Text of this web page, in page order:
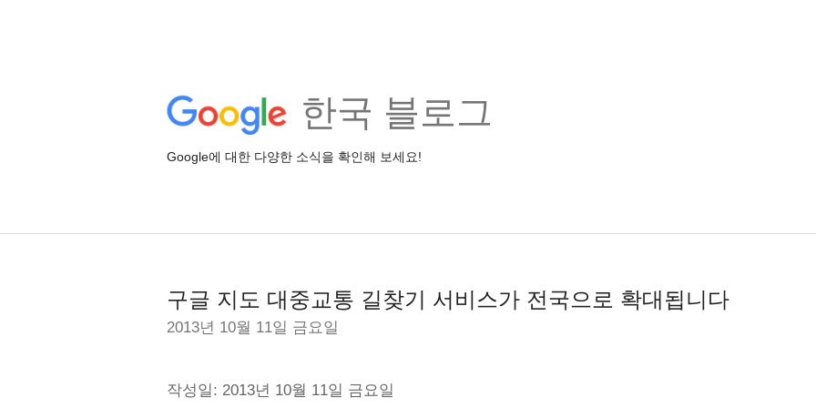
한국 블로그
Google에 대한 다양한 소식을 확인해 보세요!
구글 지도 대중교통 길찾기 서비스가 전국으로 확대됩니다
2013년 10월 11일 금요일
작성일: 2013년 10월 11일 금요일